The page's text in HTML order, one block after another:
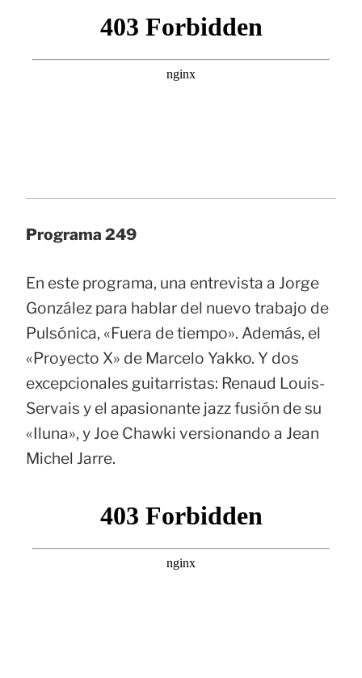
Programa 249
En este programa, una entrevista a Jorge
González para hablar del nuevo trabajo de
Pulsónica, «Fuera de tiempo». Además, el
«Proyecto X» de Marcelo Yakko. Y dos
excepcionales guitarristas: Renaud Louis-
Servais y el apasionante jazz fusión de su
«Iluna», y Joe Chawki versionando a Jean
Michel Jarre.